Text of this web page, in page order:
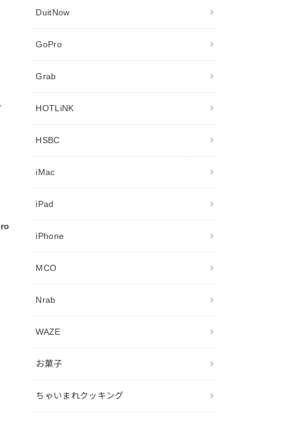
DuitNow
GoPro
Grab
HOTLiNK
HSBC
iMac
iPad
iPhone
MCO
Nrab
WAZE
お菓子
ちゃいまれクッキング